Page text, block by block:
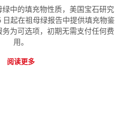
中的填充物性质，美国宝石研究
日起在祖母绿报告中提供填充物鉴
为可选项，初期无需支付任何费
用。
阅读更多